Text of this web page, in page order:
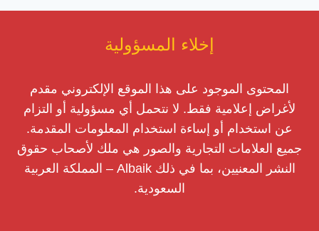
التقييمات،
ومواعيد
الفروع
إخلاء المسؤولية
المحتوى الموجود على هذا الموقع الإلكتروني مقدم
لأغراض إعلامية فقط. لا نتحمل أي مسؤولية أو التزام
عن استخدام أو إساءة استخدام المعلومات المقدمة.
جميع العلامات التجارية والصور هي ملك لأصحاب حقوق
النشر المعنيين، بما في ذلك Albaik – المملكة العربية
السعودية.